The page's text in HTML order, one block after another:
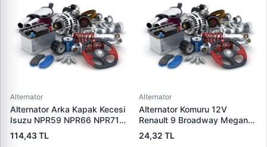
Alternator
Alternator Arka Kapak Kecesi
Isuzu NPR59 NPR66 NPR71
Nqr Nkr KS22 MD27 Turkuaz
15×32×7.5 | CDF 88310 |
114,43 TL
Alternator
Alternator Komuru 12V
Renault 9 Broadway Megane
Clio | SUNKI PX 60
24,32 TL